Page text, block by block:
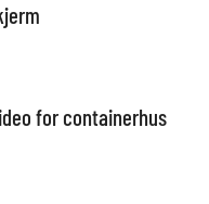
for containerhus